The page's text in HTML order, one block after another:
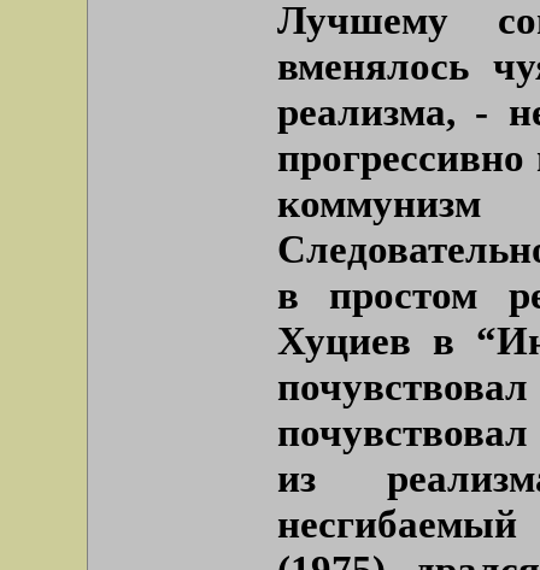
Лучшему
вменялось
реализма, -
в простом
Хуциев в
из